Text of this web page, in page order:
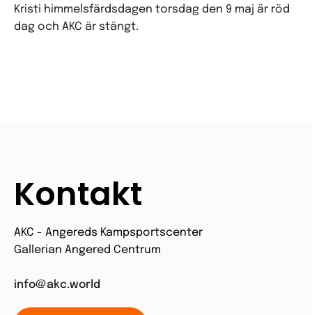
Kristi himmelsfärdsdagen torsdag den 9 maj är röd
dag och AKC är stängt.
Kontakt
AKC - Angereds Kampsportscenter
Gallerian Angered Centrum
info@akc.world